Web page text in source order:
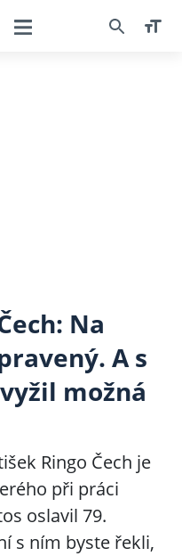
Na
A s
možná
Ringo Čech je
při práci
oslavil 79.
s ním byste řekli,